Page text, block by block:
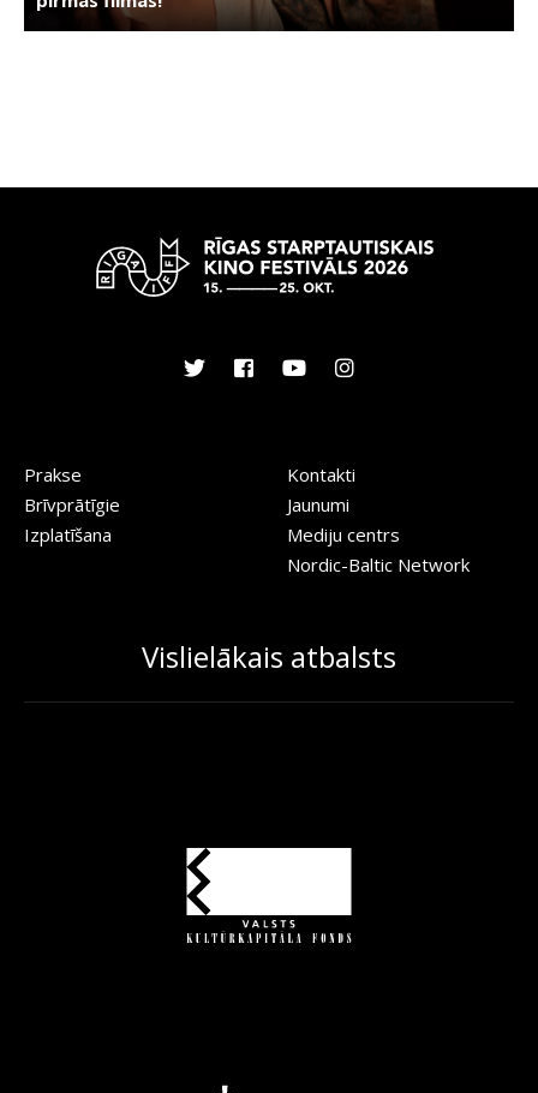
Prakse
Brīvprātīgie
Izplatīšana
Kontakti
Jaunumi
Mediju centrs
Nordic-Baltic Network
Vislielākais atbalsts